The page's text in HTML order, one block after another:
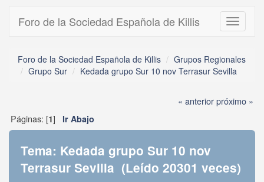
Toggle
Foro de la Sociedad Española de Killis
Foro de la Sociedad Española de Killis
Grupos Regionales
Grupo Sur
Kedada grupo Sur 10 nov Terrasur Sevilla
« anteriorpróximo »
Páginas: [1] Ir Abajo
Tema: Kedada grupo Sur 10 nov
Terrasur Sevilla (Leído 20301 veces)